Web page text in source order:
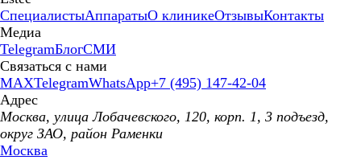
СпециалистыАппаратыО клиникеОтзывыКонтакты
Медиа
TelegramБлогСМИ
Связаться с нами
MAXTelegramWhatsApp+7 (495) 147-42-04
Адрес
Москва, улица Лобачевского, 120, корп. 1, 3 подъезд,
округ ЗАО, район Раменки
Москва